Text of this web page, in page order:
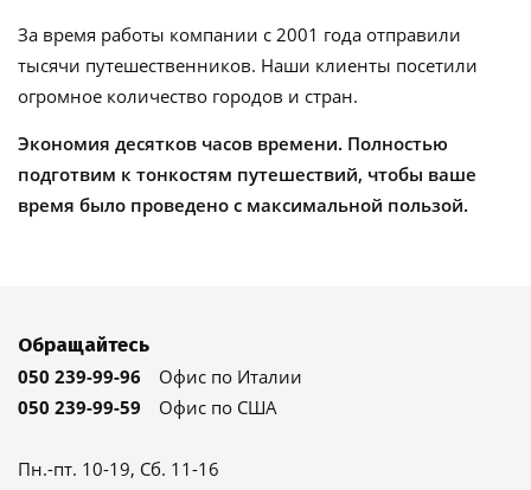
За время работы компании с 2001 года отправили
тысячи путешественников. Наши клиенты посетили
огромное количество городов и стран.
Экономия десятков часов времени. Полностью
подготвим к тонкостям путешествий, чтобы ваше
время было проведено с максимальной пользой.
Обращайтесь
050 239-99-96
Офис по Италии
050 239-99-59
Офис по США
Пн.-пт. 10-19, Сб. 11-16